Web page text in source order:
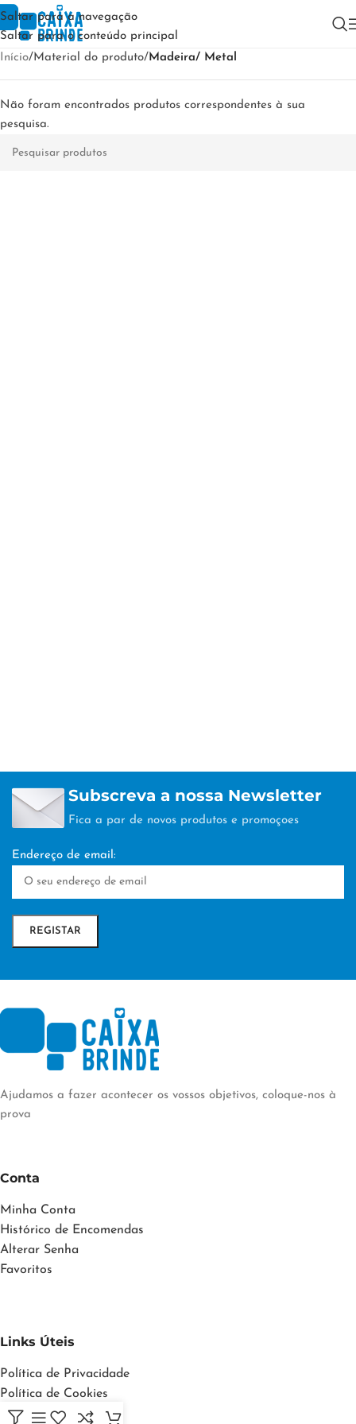
Saltar para a navegação
Saltar para o conteúdo principal
Início/Material do produto/Madeira/ Metal
Não foram encontrados produtos correspondentes à sua
pesquisa.
Subscreva a nossa Newsletter
Fica a par de novos produtos e promoçoes
Endereço de email:
Ajudamos a fazer acontecer os vossos objetivos, coloque-nos à
prova
Conta
Minha Conta
Histórico de Encomendas
Alterar Senha
Favoritos
Links Úteis
Política de Privacidade
Política de Cookies
Termos e Condições